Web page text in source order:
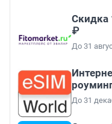
Скидка
₽
До 31
До 31